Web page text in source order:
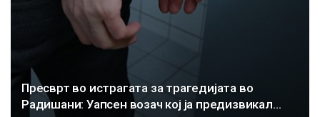
Пресврт во истрагата за трагедијата во
Радишани: Уапсен возач кој ја предизвикал…